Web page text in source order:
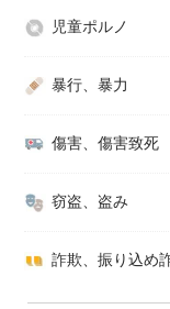
児童ポルノ
暴行、暴力
傷害、傷害致死
窃盗、盗み
詐欺、振り込め